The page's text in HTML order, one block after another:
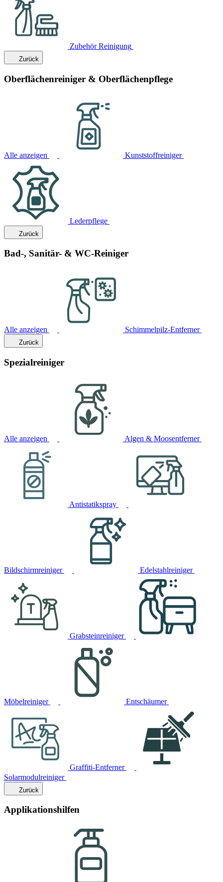
Zubehör Reinigung
Zurück
Oberflächenreiniger & Oberflächenpflege
Alle anzeigen Kunststoffreiniger
Lederpflege
Zurück
Bad-, Sanitär- & WC-Reiniger
Alle anzeigen Schimmelpilz-Entferner
Zurück
Spezialreiniger
Alle anzeigen Algen & Moosentferner
Antistatikspray
Bildschirmreiniger Edelstahlreiniger
Grabsteinreiniger
Möbelreiniger Entschäumer
Graffiti-Entferner
Solarmodulreiniger
Zurück
Applikationshilfen